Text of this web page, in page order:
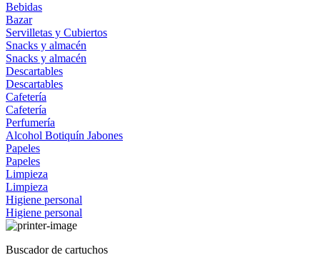
Bebidas
Bazar
Servilletas y Cubiertos
Snacks y almacén
Snacks y almacén
Descartables
Descartables
Cafetería
Cafetería
Perfumería
Alcohol Botiquín Jabones
Papeles
Papeles
Limpieza
Limpieza
Higiene personal
Higiene personal
Buscador de cartuchos